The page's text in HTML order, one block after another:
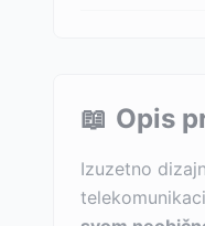
📖 Opis
Izuzetno